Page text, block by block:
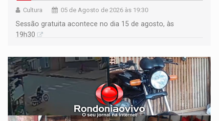
Cultura 05 de Agosto de 2026 às 19:30
Sessão gratuita acontece no dia 15 de agosto, às
19h30